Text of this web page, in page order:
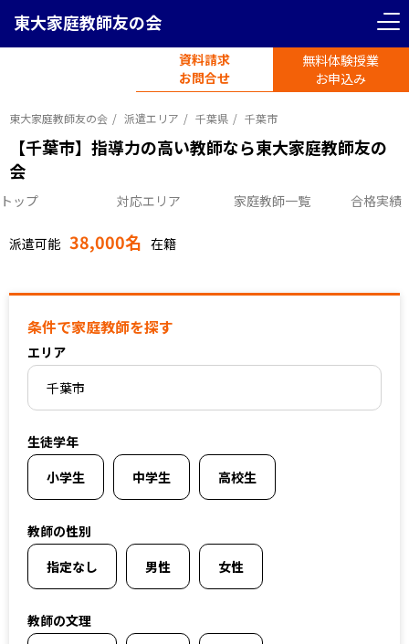
東大家庭教師友の会
資料請求
お問合せ
無料体験授業
お申込み
東大家庭教師友の会 派遣エリア 千葉県 千葉市
【千葉市】指導力の高い教師なら東大家庭教師友の
会
トップ 対応エリア 家庭教師一覧 合格実績
派遣可能 38,000名 在籍
条件で家庭教師を探す
エリア
千葉市
生徒学年
小学生
中学生 高校生
教師の性別
指定なし
男性 女性
教師の文理
＜ 戻る リセット
東京都 神奈川県
埼玉県 千葉県
関西圏エリア
大阪府 京都府
兵庫県 愛知県
オンライン家庭教師
選択する